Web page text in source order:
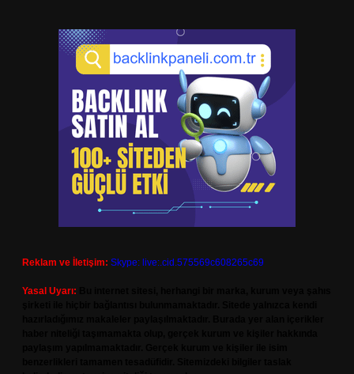
Reklam ve İletişim: Skype: live:.cid.575569c608265c69
Yasal Uyarı: